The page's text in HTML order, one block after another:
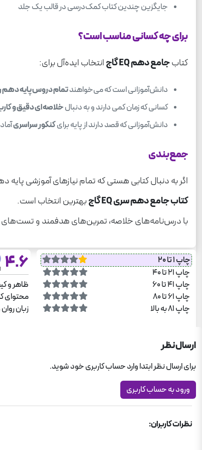
جایگزین چندین کتاب کمک‌درسی در قالب یک جلد
برای چه کسانی مناسب است؟
کتابجامع دهم EQ گاج انتخاب ایده‌آل برای:
دانش‌آموزانی است که می‌خواهندتمام دروس پایه دهم
کسانی که زمان کمی دارند و به دنبالخلاصه‌ای دقیق و
دانش‌آموزانی که قصد دارند از پایه برایکنکور سراسری
جمع‌بندی
اگر به دنبال کتابی هستی که تمام نیازهای آموزشی
کتاب جامع دهم سری EQ گاج
بهترین انتخاب است.
با درس‌نامه‌های خلاصه، تمرین‌های هدفمند و تست‌های
چاپ 1 تا 20
چاپ 21 تا 40
چاپ 41 تا 60
چاپ 61 تا 80
چاپ 81 به بالا
4.6
ظاهر و
محتوای
زبان
ارسال نظر
برای ارسال نظر ابتدا وارد حساب کاربری خود شوید.
ورود به حساب کاربری
نظرات کاربران: